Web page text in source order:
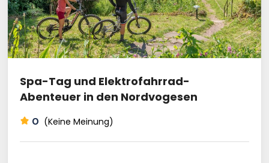
Spa-Tag und Elektrofahrrad-
Abenteuer in den Nordvogesen
0 (Keine Meinung)